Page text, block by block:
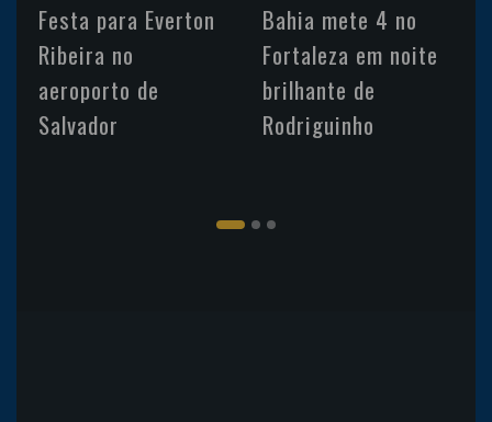
Festa para Everton
Ribeira no
aeroporto de
Salvador
Bahia mete 4 no
Fortaleza em noite
brilhante de
Rodriguinho